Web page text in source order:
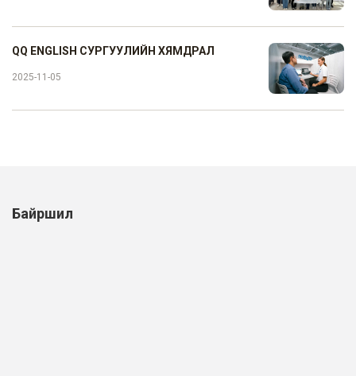
QQ ENGLISH СУРГУУЛИЙН ХЯМДРАЛ
2025-11-05
Байршил